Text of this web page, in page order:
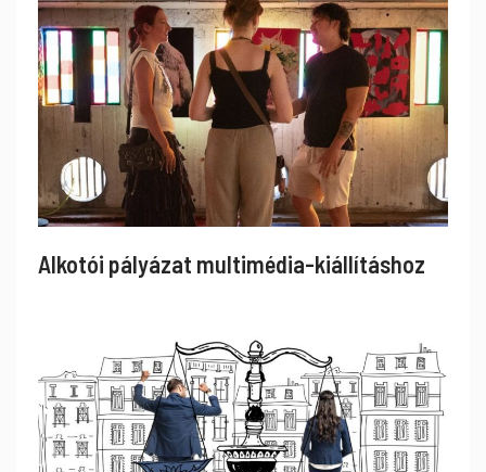
Alkotói pályázat multimédia-kiállításhoz